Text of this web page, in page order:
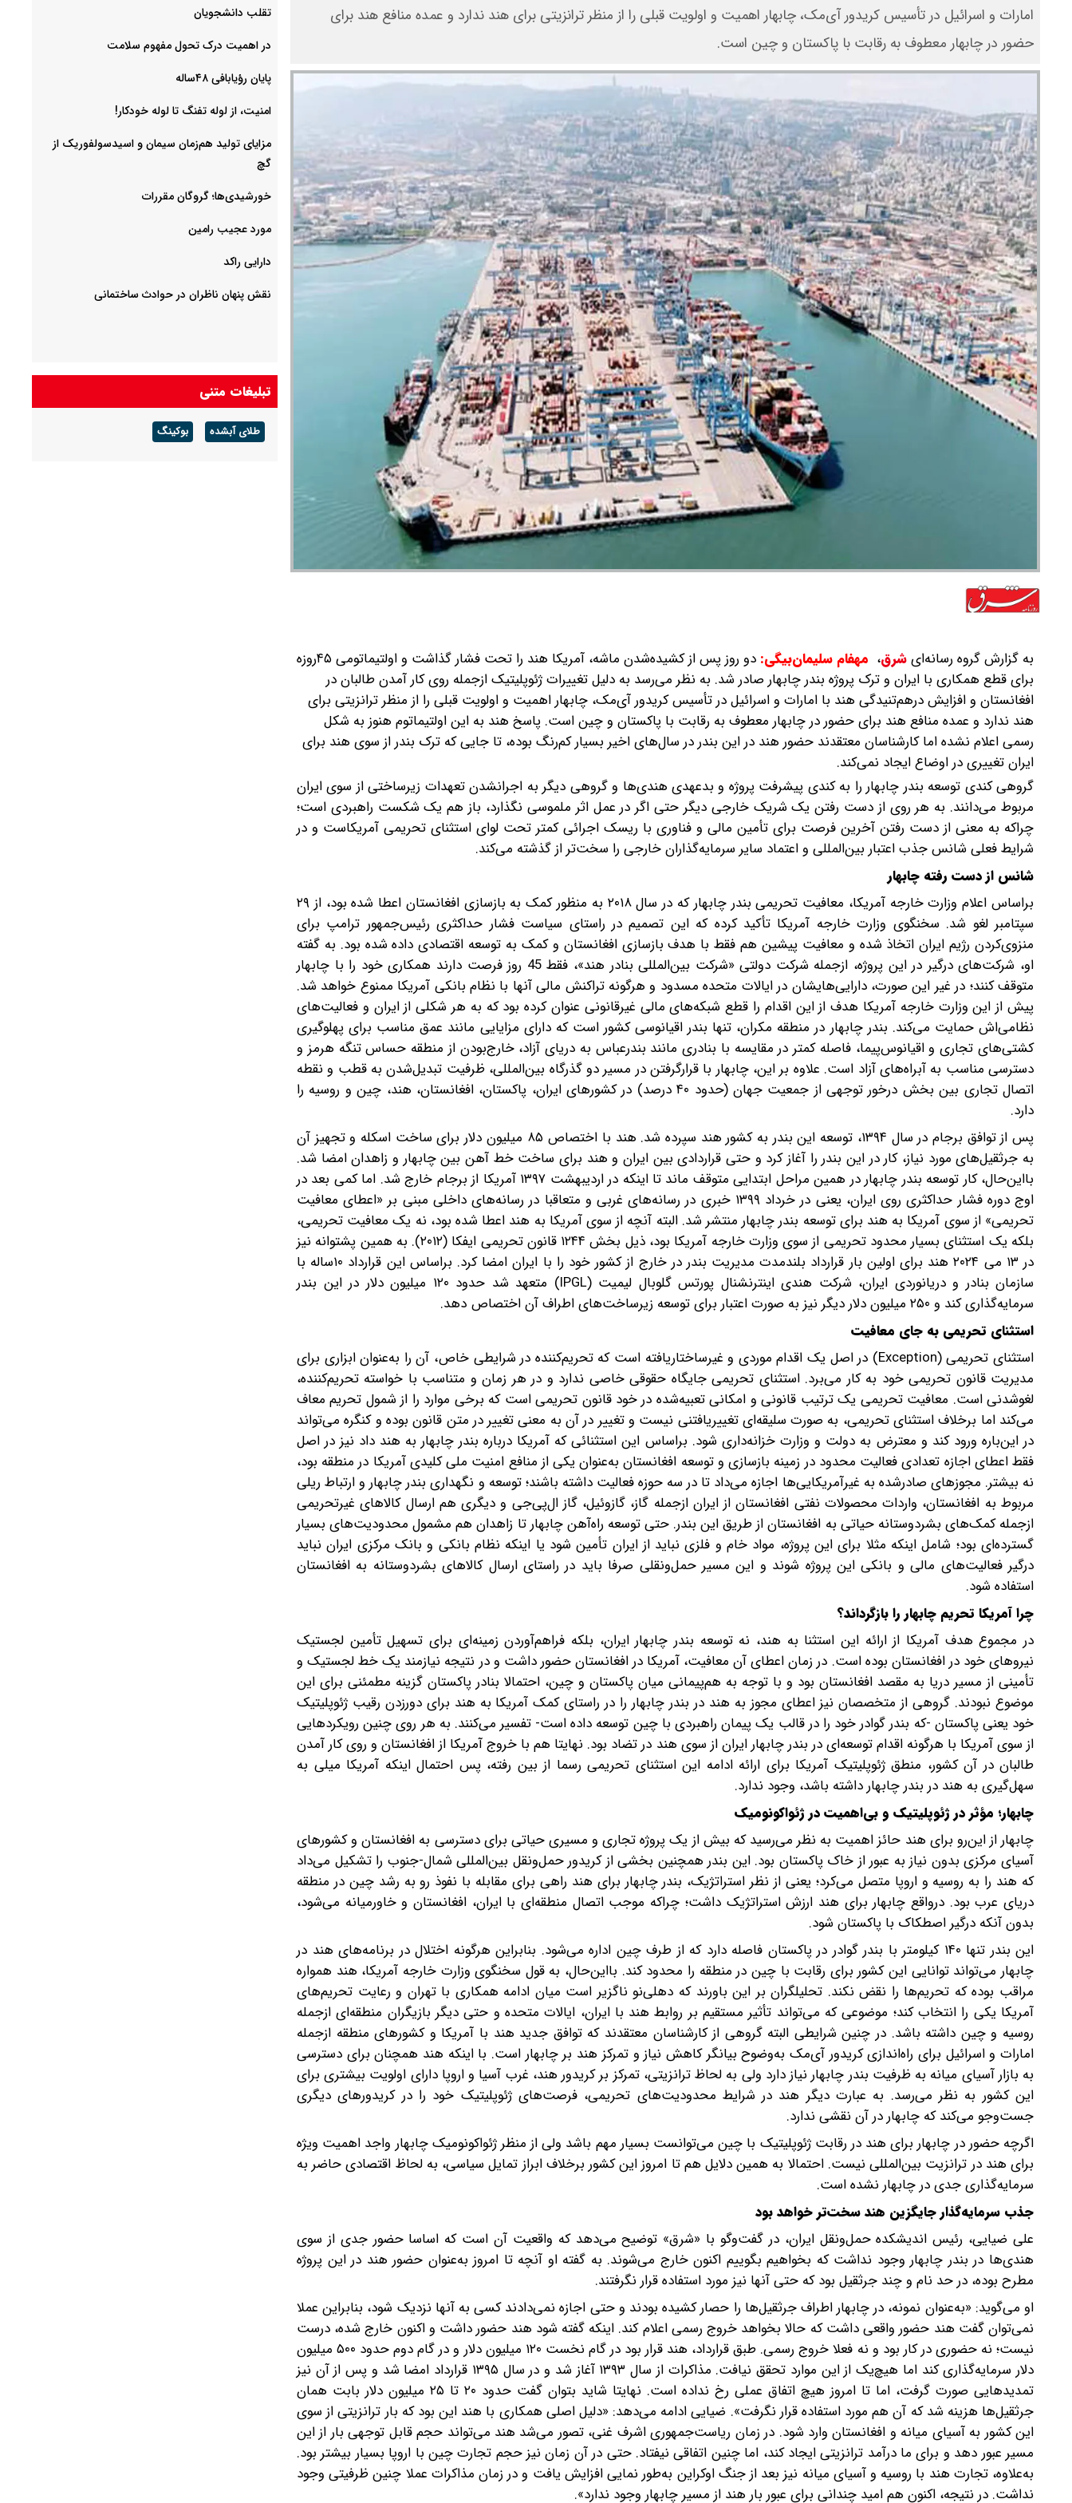
امارات و اسرائیل در تأسیس کریدور آی‌مک، چابهار اهمیت و اولویت قبلی را از منظر ترانزیتی برای هند ندارد و عمده منافع هند برای
حضور در چابهار معطوف به رقابت با پاکستان و چین است.
به گزارش گروه رسانه‌ایشرق، مهفام سلیمان‌بیگی:
دو روز پس از کشیده‌شدن ماشه، آمریکا هند را تحت فشار گذاشت و اولتیماتومی ۴۵‌روزه
برای قطع همکاری با ایران و ترک پروژه بندر چابهار صادر شد. به نظر می‌رسد به دلیل تغییرات ژئوپلیتیک ازجمله روی ‌کار‌ آمدن طالبان در
افغانستان و افزایش درهم‌تنیدگی هند با امارات و اسرائیل در تأسیس کریدور آی‌مک، چابهار اهمیت و اولویت قبلی را از منظر ترانزیتی برای
هند ندارد و عمده منافع هند برای حضور در چابهار معطوف به رقابت با پاکستان و چین است. پاسخ هند به این اولتیماتوم هنوز به شکل
رسمی اعلام نشده اما کارشناسان معتقدند حضور هند در این بندر در سال‌های اخیر بسیار کم‌رنگ بوده، تا جایی که ترک بندر از سوی هند برای
ایران تغییری در اوضاع ایجاد نمی‌کند.
گروهی کندی توسعه بندر چابهار را به کندی پیشرفت پروژه و بدعهدی هندی‌ها و گروهی دیگر به اجرانشدن تعهدات زیرساختی از سوی ایران
مربوط می‌دانند. به هر روی از دست رفتن یک شریک خارجی دیگر حتی اگر در عمل اثر ملموسی نگذارد، باز هم یک شکست راهبردی است؛
چرا‌که به معنی از دست رفتن آخرین فرصت برای تأمین مالی و فناوری با ریسک اجرائی کمتر تحت لوای استثنای تحریمی آمریکا‌ست و در
شرایط فعلی شانس جذب اعتبار بین‌المللی و اعتماد سایر سرمایه‌گذاران خارجی را سخت‌تر از گذشته می‌کند.
شانس از دست رفته چابهار
بر‌اساس اعلام وزارت خارجه آمریکا، معافیت تحریمی بندر چابهار که در سال ۲۰۱۸ به‌ منظور کمک به بازسازی افغانستان اعطا شده بود، از ۲۹
سپتامبر لغو شد. سخنگوی وزارت خارجه آمریکا تأکید کرده که این تصمیم در راستای سیاست فشار حداکثری رئیس‌جمهور ترامپ برای
منزوی‌کردن رژیم ایران اتخاذ شده و معافیت پیشین هم فقط با هدف بازسازی افغانستان و کمک به توسعه اقتصادی داده شده بود. به گفته
او، شرکت‌های درگیر در این پروژه، ازجمله شرکت دولتی «شرکت بین‌المللی بنادر هند»، فقط 45 روز فرصت دارند همکاری خود را با چابهار
متوقف کنند؛ در غیر این ‌صورت، دارایی‌هایشان در ایالات متحده مسدود و هرگونه تراکنش مالی آنها با نظام بانکی آمریکا ممنوع خواهد شد.
پیش ‌از این وزارت خارجه آمریکا‌ هدف از این اقدام را قطع شبکه‌های مالی غیرقانونی عنوان کرده بود که به هر شکلی از ایران و فعالیت‌های
نظامی‌اش حمایت می‌کند. بندر چابهار در منطقه‌‌ مکران، تنها بندر اقیانوسی کشور است که دارای مزایایی مانند عمق مناسب برای پهلوگیری
کشتی‌‌های تجاری و اقیانوس‌‌پیما، فاصله‌ کمتر در مقایسه با بنادری مانند بندرعباس به دریای آزاد، خارج‌بودن از منطقه‌ حساس تنگه‌ هرمز و
دسترسی مناسب به آبراه‌‌های آزاد است. علاوه‌ بر این، چابهار با قرارگرفتن در مسیر دو گذرگاه بین‌المللی، ظرفیت تبدیل‌‌شدن به قطب و نقطه‌‌
اتصال تجاری بین بخش ‌‌درخور توجهی از جمعیت جهان (حدود ۴۰ درصد) در کشورهای ایران، پاکستان، افغانستان، هند، چین و روسیه را
دارد.
پس از توافق برجام در سال ۱۳۹۴، توسعه‌‌ این بندر به کشور هند سپرده شد. هند با اختصاص ۸۵ میلیون دلار برای ساخت اسکله و تجهیز آن
به جرثقیل‌‌های مورد نیاز، کار در این بندر را آغاز کرد و حتی قراردادی بین ایران و هند برای ساخت خط آهن بین چابهار و زاهدان امضا شد.
با‌این‌‌حال، کار توسعه‌‌ بندر چابهار در همین مراحل ابتدایی متوقف ماند تا اینکه در اردیبهشت ۱۳۹۷‌ آمریکا از برجام خارج شد. اما کمی بعد در
اوج دوره‌‌ فشار حداکثری روی ایران، یعنی در خرداد ۱۳۹۹ خبری در رسانه‌‌های غربی و متعاقبا در رسانه‌‌های داخلی مبنی بر «اعطای معافیت
تحریمی» از سوی آمریکا به هند برای توسعه‌ بندر چابهار منتشر شد. البته آنچه از سوی آمریکا به هند اعطا شده بود، نه یک معافیت تحریمی،
بلکه یک استثنای بسیار محدود تحریمی از سوی وزارت خارجه‌ آمریکا بود، ذیل بخش ۱۲۴۴ قانون تحریمی ایفکا (۲۰۱۲). به همین پشتوانه نیز
در ۱۳ می ‌۲۰۲۴ هند برای اولین بار قرارداد بلندمدت مدیریت بندر در خارج از کشور خود را با ایران امضا کرد. براساس این قرارداد ۱۰ساله با
سازمان بنادر و دریانوردی ایران، شرکت هندی اینترنشنال پورتس گلوبال لیمیت (IPGL) متعهد شد حدود ۱۲۰ میلیون دلار در این بندر
سرمایه‌گذاری کند و ۲۵۰ میلیون دلار دیگر نیز به‌ صورت اعتبار برای توسعه زیرساخت‌های اطراف آن اختصاص دهد.
استثنای تحریمی به جای معافیت
استثنای تحریمی (Exception) در اصل یک اقدام موردی و غیر‌ساختاریافته است که تحریم‌‌کننده در شرایطی خاص، آن را به‌‌عنوان ابزاری برای
مدیریت قانون تحریمی خود به کار می‌‌برد. استثنای تحریمی جایگاه حقوقی خاصی ندارد و در هر زمان و متناسب با خواسته‌‌ تحریم‌‌کننده،
لغوشدنی است. معافیت تحریمی یک ترتیب قانونی و امکانی تعبیه‌‌شده در خود قانون تحریمی است که برخی موارد را از شمول تحریم معاف
می‌کند اما برخلاف استثنای تحریمی، به‌‌ صورت سلیقه‌‌ای تغییریافتنی نیست و تغییر در آن به معنی تغییر در متن قانون بوده و کنگره می‌تواند
در این‌باره ورود کند و معترض به دولت و وزارت خزانه‌‌داری شود. بر‌اساس ‌این استثنائی که آمریکا درباره بندر چابهار به هند داد‌ نیز در اصل
فقط اعطای اجازه‌‌ تعدادی فعالیت محدود در زمینه بازسازی و توسعه‌‌ افغانستان‌ به‌‌عنوان یکی از منافع امنیت ملی کلیدی آمریکا در منطقه بود،
نه بیشتر. مجوزهای صادرشده به غیر‌آمریکایی‌‌ها اجازه می‌‌داد تا در سه حوزه فعالیت داشته باشند؛‌ توسعه و نگهداری بندر چابهار و ارتباط ریلی
مربوط به افغانستان، واردات محصولات نفتی افغانستان از ایران ازجمله گاز، گازوئیل، گاز ال‌پی‌جی و دیگری هم ارسال کالاهای غیرتحریمی
ازجمله کمک‌‌های بشردوستانه‌‌ حیاتی به افغانستان از طریق این بندر. حتی توسعه راه‌‌آهن چابهار تا زاهدان هم مشمول محدودیت‌های بسیار
گسترده‌ای بود؛ شامل اینکه مثلا برای این پروژه، مواد خام و فلزی نباید از ایران تأمین شود یا اینکه نظام بانکی و بانک مرکزی ایران نباید
درگیر فعالیت‌‌های مالی و بانکی این پروژه شوند و این مسیر حمل‌‌ونقلی صرفا باید در راستای ارسال کالاهای بشردوستانه به افغانستان
استفاده شود.
چرا آمریکا تحریم چابهار را بازگرداند؟
در مجموع هدف آمریکا از ارائه‌‌ این استثنا به هند، نه توسعه‌‌ بندر چابهار ایران، بلکه فراهم‌آوردن زمینه‌‌ای برای تسهیل تأمین لجستیک
نیروهای خود در افغانستان بوده است. در زمان اعطای آن معافیت، آمریکا در افغانستان حضور داشت و در نتیجه نیازمند یک خط لجستیک و
تأمینی از مسیر دریا به مقصد افغانستان بود و با توجه به هم‌‌‌پیمانی میان پاکستان و چین، احتمالا بنادر پاکستان گزینه مطمئنی برای این
موضوع نبودند. گروهی از متخصصان نیز اعطای مجوز به هند در بندر چابهار را در راستای کمک آمریکا به هند برای دور‌زدن رقیب ژئوپلیتیک
خود یعنی پاکستان -که بندر گوادر خود را در قالب یک پیمان راهبردی با چین توسعه داده است- تفسیر می‌کنند. به هر روی چنین رویکردهایی
از سوی آمریکا با هرگونه اقدام توسعه‌‌ای در بندر چابهار ایران از سوی هند در تضاد بود. نهایتا هم با خروج آمریکا از افغانستان و روی کار آمدن
طالبان در آن کشور، منطق ژئوپلیتیک آمریکا برای ارائه ادامه این استثنای تحریمی رسما از بین رفته، پس احتمال اینکه آمریکا میلی به
سهل‌گیری به هند در بندر چابهار داشته باشد، وجود ندارد.
چابهار؛ مؤثر در ژئوپلیتیک و بی‌اهمیت در ژئواکونومیک
چابهار از ‌این‌رو برای هند حائز اهمیت به نظر می‌رسید که بیش از یک پروژه تجاری و مسیری حیاتی برای دسترسی به افغانستان و کشورهای
آسیای مرکزی بدون نیاز به عبور از خاک پاکستان بود. این بندر همچنین بخشی از کریدور حمل‌ونقل بین‌المللی شمال-جنوب را تشکیل می‌داد
که هند را به روسیه و اروپا متصل می‌کرد؛ یعنی از نظر استراتژیک، بندر چابهار برای هند راهی برای مقابله با نفوذ رو به رشد چین در منطقه
دریای عرب بود. درواقع چابهار برای هند ارزش استراتژیک داشت؛ چراکه موجب اتصال منطقه‌ای با ایران، افغانستان و خاورمیانه می‌شود،
بدون آنکه درگیر اصطکاک با پاکستان شود.
این بندر تنها ۱۴۰ کیلومتر با بندر گوادر در پاکستان فاصله دارد که از طرف چین اداره می‌شود. بنابراین هرگونه اختلال در برنامه‌های هند در
چابهار می‌تواند توانایی این کشور برای رقابت با چین در منطقه را محدود کند. با‌این‌‌حال، به قول سخنگوی وزارت خارجه آمریکا، هند همواره
مراقب بوده که تحریم‌ها را نقض نکند. تحلیلگران بر این باورند که دهلی‌نو ناگزیر است میان ادامه همکاری با تهران و رعایت تحریم‌های
آمریکا یکی را انتخاب کند؛ موضوعی که می‌تواند تأثیر مستقیم بر روابط هند با ایران، ایالات متحده و حتی دیگر بازیگران منطقه‌ای از‌جمله
روسیه و چین داشته باشد. در چنین شرایطی البته گروهی از کارشناسان معتقدند که توافق جدید هند با آمریکا و کشورهای منطقه ازجمله
امارات و اسرائیل برای راه‌‌اندازی کریدور آی‌مک به‌وضوح بیانگر کاهش نیاز و تمرکز هند بر چابهار است. با اینکه هند همچنان برای دسترسی
به بازار آسیای میانه به ظرفیت بندر چابهار نیاز دارد ولی به لحاظ ترانزیتی، تمرکز بر کریدور هند، غرب آسیا و اروپا دارای اولویت بیشتری برای
این کشور به نظر می‌رسد. به‌‌ عبارت‌‌ دیگر هند در شرایط محدودیت‌های تحریمی، فرصت‌‌های ژئوپلیتیک خود را در کریدورهای دیگری
جست‌وجو می‌کند که چابهار در آن نقشی ندارد.
اگرچه حضور در چابهار برای هند در رقابت ژئوپلیتیک با چین می‌توانست بسیار مهم باشد ولی از منظر ژئواکونومیک چابهار واجد اهمیت ویژه
برای هند در ترانزیت بین‌المللی نیست. احتمالا به همین دلایل هم تا امروز این کشور برخلاف ابراز تمایل سیاسی، به لحاظ اقتصادی حاضر به
سرمایه‌گذاری جدی در چابهار نشده است.
جذب سرمایه‌گذار جایگزین هند سخت‌تر خواهد بود
علی ضیایی، رئیس اندیشکده حمل‌ونقل ایران، در گفت‌وگو با «شرق» توضیح می‌دهد که واقعیت آن است که اساسا حضور جدی‌ از سوی
هندی‌ها در بندر چابهار وجود نداشت که بخواهیم بگوییم اکنون خارج می‌شوند. به گفته او آنچه تا امروز به‌عنوان حضور هند در این پروژه
مطرح بوده، در حد نام و چند جرثقیل بود که حتی آنها نیز مورد استفاده قرار نگرفتند.
او می‌گوید: «به‌عنوان نمونه، در چابهار اطراف جرثقیل‌ها را حصار کشیده بودند و حتی اجازه نمی‌دادند کسی به آنها نزدیک شود، بنابراین عملا
نمی‌توان گفت هند حضور واقعی داشت که حالا بخواهد خروج رسمی اعلام کند. اینکه گفته شود هند حضور داشت و اکنون خارج شده، درست
نیست؛ نه حضوری در کار بود و نه فعلا خروج رسمی. طبق قرارداد، هند قرار بود در گام نخست ۱۲۰ میلیون دلار و در گام دوم حدود ۵۰۰ میلیون
دلار سرمایه‌گذاری کند اما هیچ‌یک از این موارد تحقق نیافت. مذاکرات از سال ۱۳۹۳ آغاز شد و در سال ۱۳۹۵ قرارداد امضا شد و پس از آن نیز
تمدیدهایی صورت گرفت، اما تا امروز هیچ اتفاق عملی رخ نداده است. نهایتا شاید بتوان گفت حدود ۲۰ تا ۲۵ میلیون دلار بابت همان
جرثقیل‌ها هزینه شد که آن هم مورد استفاده قرار نگرفت». ضیایی ادامه می‌دهد: «دلیل اصلی همکاری با هند این بود که بار ترانزیتی از سوی
این کشور به آسیای میانه و افغانستان وارد شود. در زمان ریاست‌جمهوری اشرف غنی، تصور می‌شد هند می‌تواند حجم قابل ‌توجهی بار از این
مسیر عبور دهد و برای ما درآمد ترانزیتی ایجاد کند، اما چنین اتفاقی نیفتاد. حتی در آن زمان نیز حجم تجارت چین با اروپا بسیار بیشتر بود.
به‌علاوه، تجارت هند با روسیه و آسیای میانه نیز بعد از جنگ اوکراین به‌طور نمایی افزایش یافت و در زمان مذاکرات عملا چنین ظرفیتی وجود
نداشت. در نتیجه، اکنون هم امید چندانی برای عبور بار هند از مسیر چابهار وجود ندارد».
‌تقلب دانشجویان
در اهمیت درک تحول مفهوم سلامت
پایان رؤیابافی ۴۸ساله
امنیت، از لوله تفنگ تا ‌لوله خودکار!
مزایای تولید هم‌زمان سیمان و اسیدسولفوریک از
گچ
خورشیدی‌ها؛ گروگان مقررات
مورد عجیب رامین
دارایی راکد
نقش پنهان ناظران در حوادث ساختمانی
تبلیغات متنی
طلای آبشده بوکینگ